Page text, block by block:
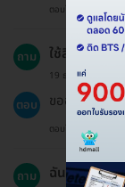
ตอบโดยทีมงาน HD
ถาม ใช้สิทธิประกั
19 ธ.ค. 2024
ตอบ ขออภัยค่ะ แพ็
ตอบโดยทีมงาน HD
ถาม ฉันสามารถใช้